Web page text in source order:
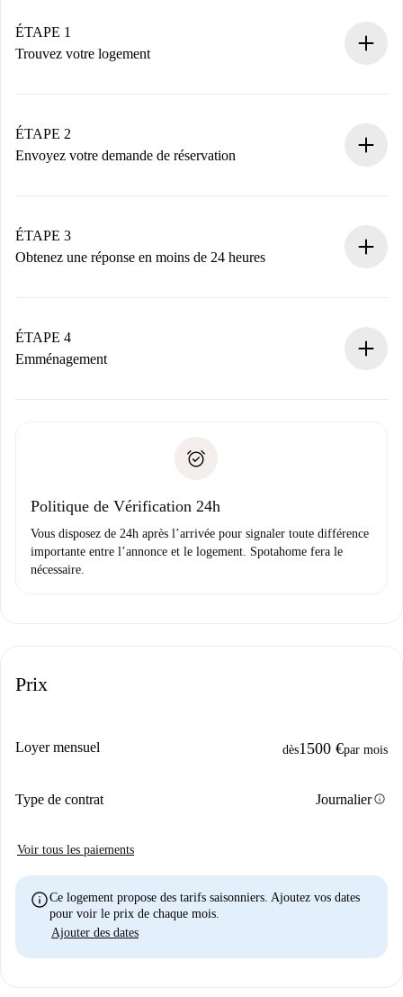
ÉTAPE 1
Trouvez votre logement
Vous disposez à l’avance de toutes les informations
nécessaires.
ÉTAPE 2
Envoyez votre demande de réservation
Nous ne vous facturerons rien tant que le propriétaire
n’aura pas accepté.
ÉTAPE 3
Obtenez une réponse en moins de 24 heures
contact avec le propriétaire.
Si refusé : aucun prélèvement et nous vous proposerons
Justificatif de solvabilité
ÉTAPE 4
Emménagement
uniquement si aucun problème n'est signalé.
Politique de Vérification 24h
Vous disposez de 24h après l’arrivée pour signaler toute différence
importante entre l’annonce et le logement. Spotahome fera le
nécessaire.
Prix
Loyer mensuel dès1500 €par mois
Type de contrat Journalierinfo
Voir tous les paiements
infoCe logement propose des tarifs saisonniers. Ajoutez vos dates
pour voir le prix de chaque mois.
Ajouter des dates